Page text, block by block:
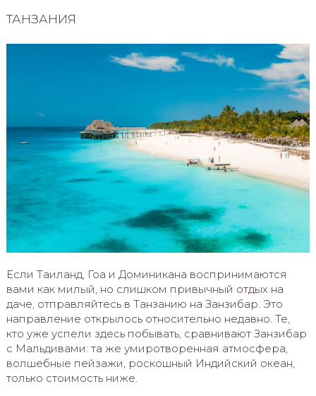
ТАНЗАНИЯ
Если Таиланд, Гоа и Доминикана воспринимаются
вами как милый, но слишком привычный отдых на
даче, отправляйтесь в Танзанию на Занзибар. Это
направление открылось относительно недавно. Те,
кто уже успели здесь побывать, сравнивают Занзибар
с Мальдивами: та же умиротворенная атмосфера,
волшебные пейзажи, роскошный Индийский океан,
только стоимость ниже.